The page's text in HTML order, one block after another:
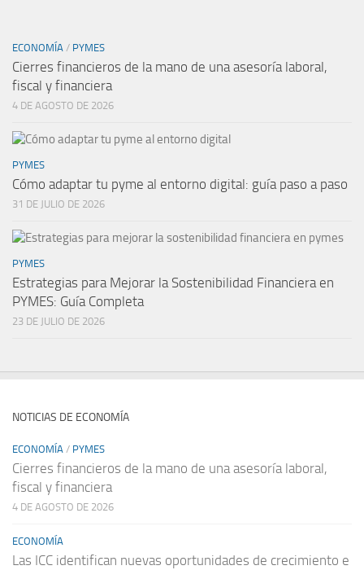
ECONOMÍA / PYMES
Cierres financieros de la mano de una asesoría laboral,
fiscal y financiera
4 DE AGOSTO DE 2026
PYMES
Cómo adaptar tu pyme al entorno digital: guía paso a paso
31 DE JULIO DE 2026
PYMES
Estrategias para Mejorar la Sostenibilidad Financiera en
PYMES: Guía Completa
23 DE JULIO DE 2026
NOTICIAS DE ECONOMÍA
ECONOMÍA / PYMES
Cierres financieros de la mano de una asesoría laboral,
fiscal y financiera
4 DE AGOSTO DE 2026
ECONOMÍA
Las ICC identifican nuevas oportunidades de crecimiento e